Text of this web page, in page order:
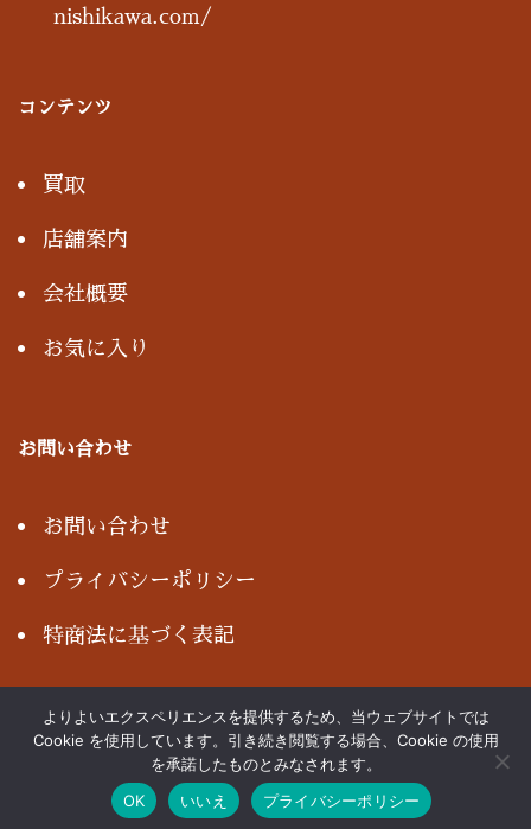
nishikawa.com/
コンテンツ
買取
店舗案内
会社概要
お気に入り
お問い合わせ
お問い合わせ
プライバシーポリシー
特商法に基づく表記
Copyright© NISHIKAWA, All rights reserved.
よりよいエクスペリエンスを提供するため、当ウェブサイトでは
Cookie を使用しています。引き続き閲覧する場合、Cookie の使用
を承諾したものとみなされます。
OK
いいえ プライバシーポリシー